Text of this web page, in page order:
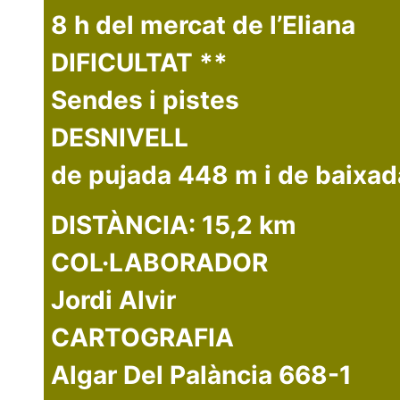
8 h del mercat de l’Eliana
DIFICULTAT **
Sendes i pistes
DESNIVELL
de pujada 448 m i de
DISTÀNCIA: 15,2 km
COL·LABORADOR
Jordi Alvir
CARTOGRAFIA
Algar Del Palància 668-1